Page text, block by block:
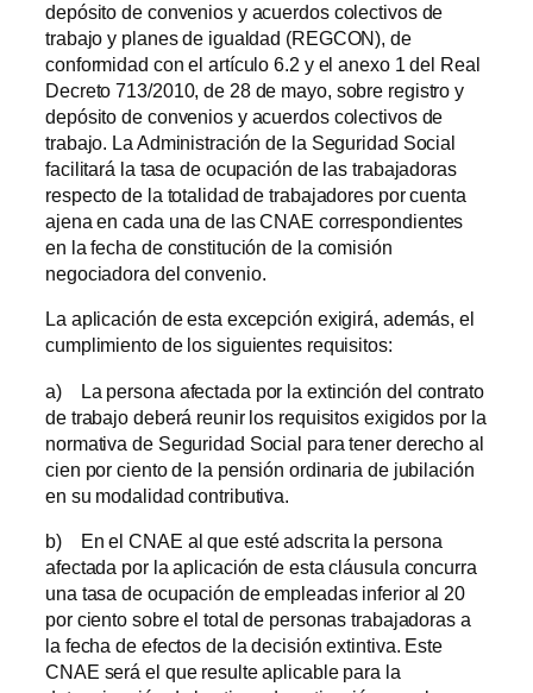
depósito de convenios y acuerdos colectivos de
trabajo y planes de igualdad (REGCON), de
conformidad con el artículo 6.2 y el anexo 1 del Real
Decreto 713/2010, de 28 de mayo, sobre registro y
depósito de convenios y acuerdos colectivos de
trabajo. La Administración de la Seguridad Social
facilitará la tasa de ocupación de las trabajadoras
respecto de la totalidad de trabajadores por cuenta
ajena en cada una de las CNAE correspondientes
en la fecha de constitución de la comisión
negociadora del convenio.
La aplicación de esta excepción exigirá, además, el
cumplimiento de los siguientes requisitos:
a) La persona afectada por la extinción del contrato
de trabajo deberá reunir los requisitos exigidos por la
normativa de Seguridad Social para tener derecho al
cien por ciento de la pensión ordinaria de jubilación
en su modalidad contributiva.
b) En el CNAE al que esté adscrita la persona
afectada por la aplicación de esta cláusula concurra
una tasa de ocupación de empleadas inferior al 20
por ciento sobre el total de personas trabajadoras a
la fecha de efectos de la decisión extintiva. Este
CNAE será el que resulte aplicable para la